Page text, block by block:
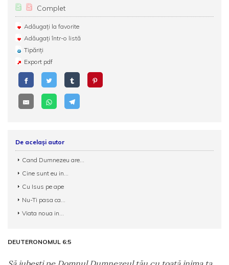
Complet
Adăugați la favorite
Adăugați într-o listă
Tipăriți
Export pdf
De același autor
Cand Dumnezeu are...
Cine sunt eu in...
Cu Isus pe ape
Nu-Ti pasa ca...
Viata noua in...
DEUTERONOMUL 6:5